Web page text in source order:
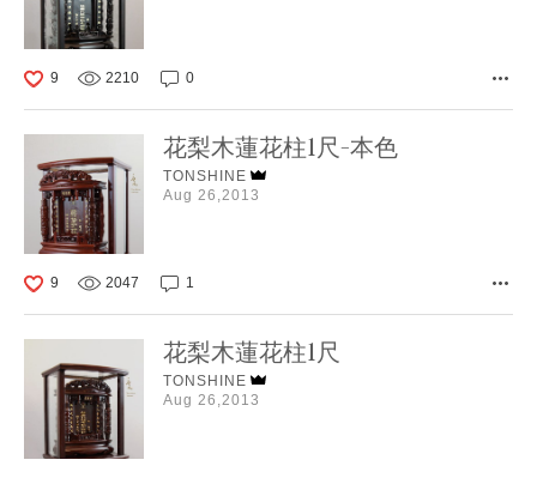
9 2210 0
花梨木蓮花柱1尺-本色
TONSHINE
Aug 26,2013
9 2047 1
花梨木蓮花柱1尺
TONSHINE
Aug 26,2013